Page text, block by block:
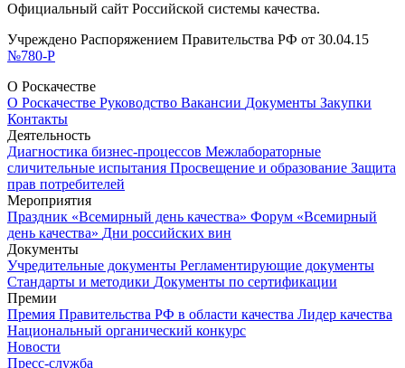
Официальный сайт Российской системы качества.
Учреждено Распоряжением Правительства РФ от 30.04.15
№780-Р
О Роскачестве
О Роскачестве Руководство Вакансии Документы Закупки
Контакты
Деятельность
Диагностика бизнес-процессов Межлабораторные
сличительные испытания Просвещение и образование Защита
прав потребителей
Мероприятия
Праздник «Всемирный день качества» Форум «Всемирный
день качества» Дни российских вин
Документы
Учредительные документы Регламентирующие документы
Стандарты и методики Документы по сертификации
Премии
Премия Правительства РФ в области качества Лидер качества
Национальный органический конкурс
Новости
Пресс-служба